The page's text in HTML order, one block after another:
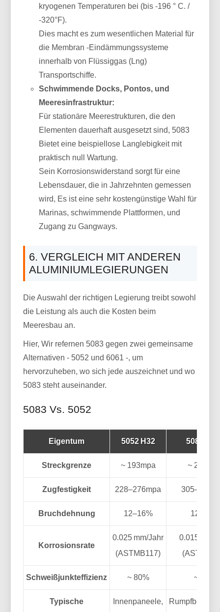
kryogenen Temperaturen bei (bis -196 ° C. /
-320°F).
Dies macht es zum wesentlichen Material für
die Membran -Eindämmungssysteme
innerhalb von Flüssiggas (Lng)
Transportschiffe.
Schwimmende Docks, Pontos, und
Meeresinfrastruktur:
Für stationäre Meerestrukturen, die den
Elementen dauerhaft ausgesetzt sind, 5083
Bietet eine beispiellose Langlebigkeit mit
praktisch null Wartung.
Sein Korrosionswiderstand sorgt für eine
Lebensdauer, die in Jahrzehnten gemessen
wird, Es ist eine sehr kostengünstige Wahl für
Marinas, schwimmende Plattformen, und
Zugang zu Gangways.
6. VERGLEICH MIT ANDEREN
ALUMINIUMLEGIERUNGEN
Die Auswahl der richtigen Legierung treibt sowohl
die Leistung als auch die Kosten beim
Meeresbau an.
Hier, Wir refernen 5083 gegen zwei gemeinsame
Alternativen - 5052 und 6061 -, um
hervorzuheben, wo sich jede auszeichnet und wo
5083 steht auseinander.
5083 Vs. 5052
Eigentum 5052 H32 5083
Streckgrenze ~ 193mpa ~
Zugfestigkeit 228–276mpa
Bruchdehnung 12–16% 12–16%
Korrosionsrate
0.025 mm/Jahr
(ASTMB117)
0.015 mm/
Schweißjunkteffizienz ~ 80% ~ 90%
Typische
Innenpaneele,